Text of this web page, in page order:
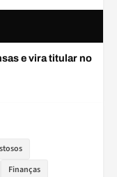
e vira titular no
Finanças